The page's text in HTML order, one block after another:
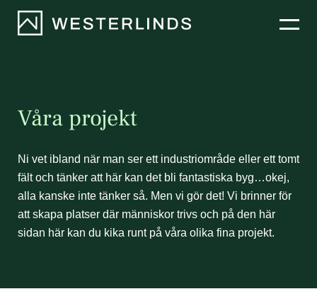
Bostäder
Projekt
Nyheter
Om oss
Våra projekt
Ni vet ibland när man ser ett industriområde eller ett tomt
fält och tänker att här kan det bli fantastiska byg…okej,
alla kanske inte tänker så. Men vi gör det! Vi brinner för
att skapa platser där människor trivs och på den här
sidan här kan du kika runt på våra olika fina projekt.